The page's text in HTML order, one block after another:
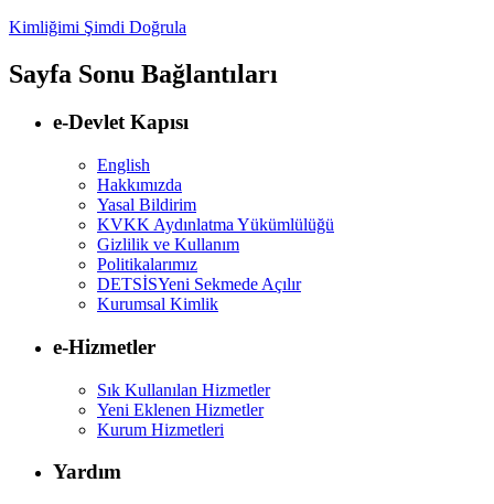
Kimliğimi Şimdi Doğrula
Sayfa Sonu Bağlantıları
e-Devlet Kapısı
English
Hakkımızda
Yasal Bildirim
KVKK Aydınlatma Yükümlülüğü
Gizlilik ve Kullanım
Politikalarımız
DETSİSYeni Sekmede Açılır
Kurumsal Kimlik
e-Hizmetler
Sık Kullanılan Hizmetler
Yeni Eklenen Hizmetler
Kurum Hizmetleri
Yardım